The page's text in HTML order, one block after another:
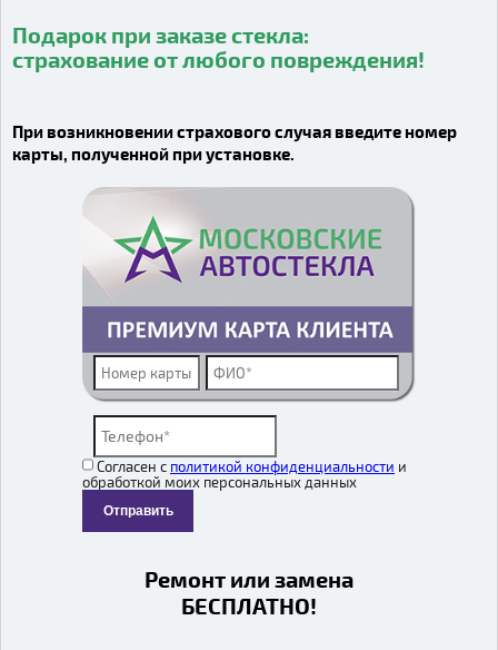
Видео о компании
Подарок при заказе стекла:
страхование от любого повреждения!
При возникновении страхового случая введите номер
карты, полученной при установке.
Согласен с политикой конфиденциальности и
обработкой моих персональных данных
Отправить
Ремонт или замена
БЕСПЛАТНО!